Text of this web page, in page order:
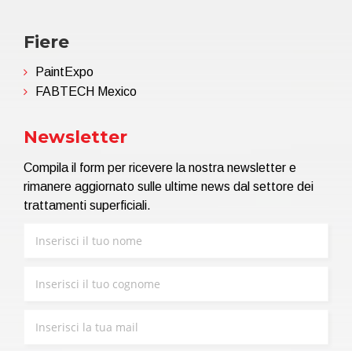
Fiere
PaintExpo
FABTECH Mexico
Newsletter
Compila il form per ricevere la nostra newsletter e
rimanere aggiornato sulle ultime news dal settore dei
trattamenti superficiali.